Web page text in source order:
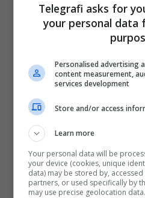
Telegrafi asks for
your personal data
Personalised advertising
content measurement,
services development
Store and/or access
Learn more
Your personal data will be
your device (cookies, unique
data) may be stored by,
partners, or used specifically by
may use precise geolocation data.